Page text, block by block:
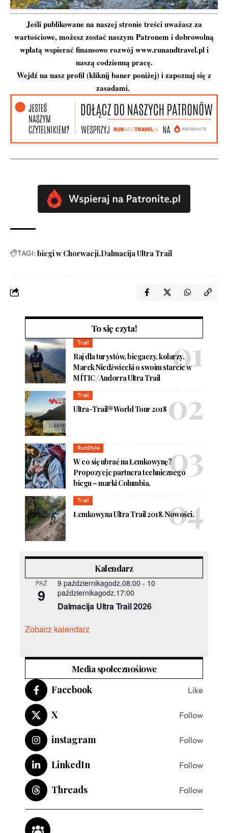
Jeśli publikowane na naszej stronie treści uważasz za
wartościowe, możesz zostać naszym Patronem i dobrowolną
wpłatą wspierać finansowo rozwój www.runandtravel.pl i
naszą codzienną pracę.
Wejdź na nasz profil (kliknij baner poniżej) i zapoznaj się z
zasadami.
TAGI: biegi w Chorwacji Dalmacija Ultra Trail
To się czyta!
Trail
Raj dla turystów, biegaczy, kolarzy.
Marek Niedźwiecki o swoim starcie w
MÍTIC / Andorra Ultra Trail
Trail
Ultra-Trail® World Tour 2018
RunStyle
W co się ubrać na Łemkowynę?
Propozycje partnera technicznego
biegu – marki Columbia.
Trail
Łemkowyna Ultra Trail 2018. Nowości.
Kalendarz
PAŹ
9
9 październikagodz.08:00 - 10
październikagodz.17:00
Dalmacija Ultra Trail 2026
Zobacz kalendarz
Media społecznośiowe
Facebook Like
X Follow
instagram Follow
LinkedIn Follow
Threads Follow